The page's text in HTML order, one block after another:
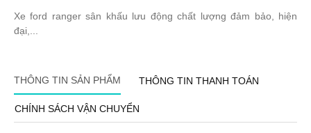
Xe ford ranger sân khấu lưu động chất lượng đảm bảo, hiện
đại,...
THÔNG TIN SẢN PHẨM THÔNG TIN THANH TOÁN
CHÍNH SÁCH VẬN CHUYỂN